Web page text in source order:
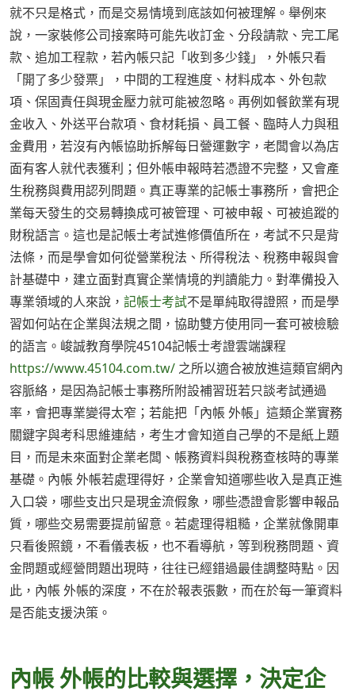
就不只是格式，而是交易情境到底該如何被理解。舉例來
說，一家裝修公司接案時可能先收訂金、分段請款、完工尾
款、追加工程款，若內帳只記「收到多少錢」，外帳只看
「開了多少發票」，中間的工程進度、材料成本、外包款
項、保固責任與現金壓力就可能被忽略。再例如餐飲業有現
金收入、外送平台款項、食材耗損、員工餐、臨時人力與租
金費用，若沒有內帳協助拆解每日營運數字，老闆會以為店
面有客人就代表獲利；但外帳申報時若憑證不完整，又會產
生稅務與費用認列問題。真正專業的記帳士事務所，會把企
業每天發生的交易轉換成可被管理、可被申報、可被追蹤的
財稅語言。這也是記帳士考試進修價值所在，考試不只是背
法條，而是學會如何從營業稅法、所得稅法、稅務申報與會
計基礎中，建立面對真實企業情境的判讀能力。對準備投入
專業領域的人來說， 記帳士考試不是單純取得證照，而是學
習如何站在企業與法規之間，協助雙方使用同一套可被檢驗
的語言。峻誠教育學院45104記帳士考證雲端課程
https://www.45104.com.tw/ 之所以適合被放進這類官網內
容脈絡，是因為記帳士事務所附設補習班若只談考試通過
率，會把專業變得太窄；若能把「內帳 外帳」這類企業實務
關鍵字與考科思維連結，考生才會知道自己學的不是紙上題
目，而是未來面對企業老闆、帳務資料與稅務查核時的專業
基礎。內帳 外帳若處理得好，企業會知道哪些收入是真正進
入口袋，哪些支出只是現金流假象，哪些憑證會影響申報品
質，哪些交易需要提前留意。若處理得粗糙，企業就像開車
只看後照鏡，不看儀表板，也不看導航，等到稅務問題、資
金問題或經營問題出現時，往往已經錯過最佳調整時點。因
此，內帳 外帳的深度，不在於報表張數，而在於每一筆資料
是否能支援決策。
內帳 外帳的比較與選擇，決定企